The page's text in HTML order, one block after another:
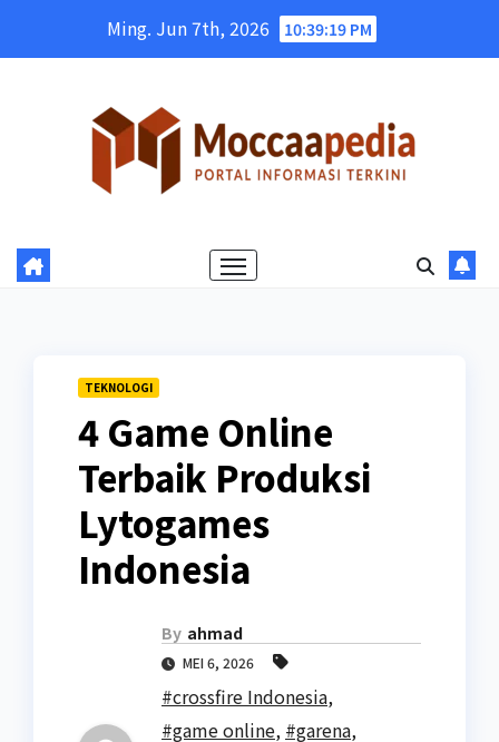
Ming. Jun 7th, 2026 10:39:20 PM
TEKNOLOGI
4 Game Online
Terbaik Produksi
Lytogames
Indonesia
By ahmad
MEI 6, 2026
#crossfire Indonesia,
#game online, #garena,